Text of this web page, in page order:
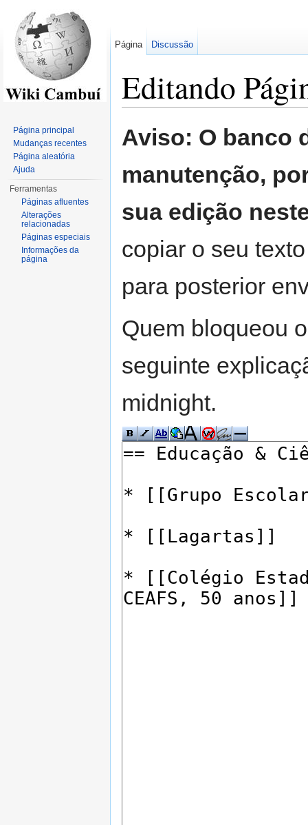
Editando
Aviso: O banco
manutenção,
sua edição
copiar o seu
para posterior
Quem bloqueou
seguinte
midnight.
Página Discussão
Página principal
Mudanças recentes
Página aleatória
Ajuda
Ferramentas
Páginas afluentes
Alterações
relacionadas
Páginas especiais
Informações da
página